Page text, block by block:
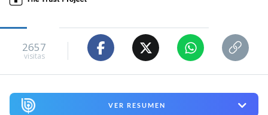
2657
visitas
VER RESUMEN